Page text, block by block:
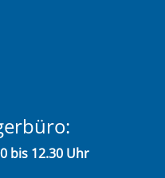
bis 12.30 Uhr